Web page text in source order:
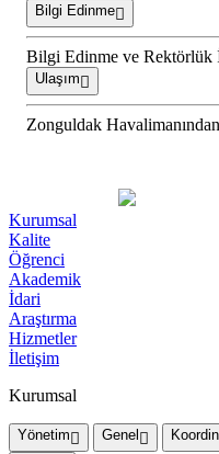
Bilgi Edinme
Bilgi Edinme ve Rektörlük
Ulaşım
Zonguldak
Kurumsal
Kalite
Öğrenci
Akademik
İdari
Araştırma
Hizmetler
İletişim
Kurumsal
Yönetim Genel